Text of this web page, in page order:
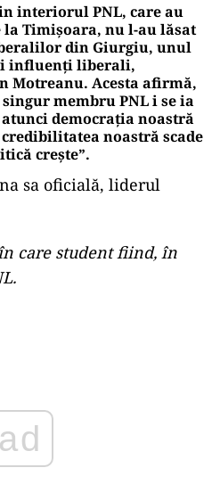
interiorul PNL, care au
Timișoara, nu l-au lăsat
din Giurgiu, unul
influenți liberali,
Motreanu. Acesta afirmă,
membru PNL i se ia
democrația noastră
noastră scade
crește”.
sa oficială, liderul
care student fiind, în